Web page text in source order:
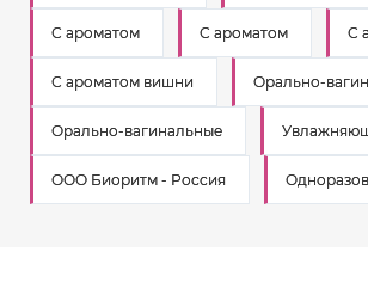
С ароматом С ароматом С
С ароматом вишни Орально-
Орально-вагинальные
ООО Биоритм - Россия